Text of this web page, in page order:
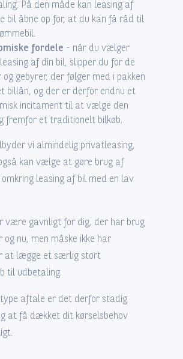
På den måde kan leasing af
bil åbne op for, at du kan få råd til
fordele - når du vælger
af din bil, slipper du for de
og gebyrer, der følger med i pakken
billån, og der er derfor endnu et
incitament til at vælge den
fremfor et traditionelt bilkøb.
vi almindelig privatleasing,
kan vælge at gøre brug af
leasing af bil med en lav
være gavnligt for dig, der har brug
og nu, men måske ikke har
at lægge et særlig stort
til udbetaling.
aftale er det derfor stadig
at få dækket dit kørselsbehov